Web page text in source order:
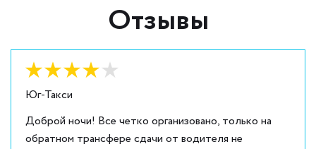
Отзывы
Юг-Такси
Оценка: 4
Доброй ночи! Все четко организовано, только на
обратном трансфере сдачи от водителя не